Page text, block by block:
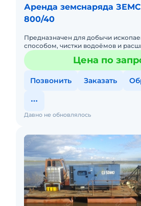
Аренда земснаряда
800/40
Предназначен для добычи ископаемых открытым
способом, чистки водоёмов и
прудов.
Цена по
Позвонить Заказать
Давно не обновлялось